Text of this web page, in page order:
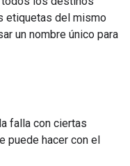
etiquetas del mismo
un nombre único para
falla con ciertas
puede hacer con el